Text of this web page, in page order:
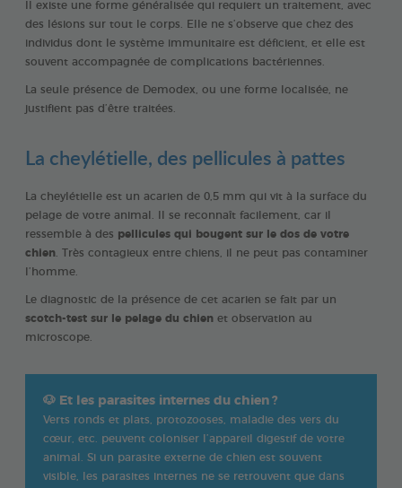
Il existe une forme généralisée qui requiert un traitement, avec
des lésions sur tout le corps. Elle ne s’observe que chez des
individus dont le système immunitaire est déficient, et elle est
souvent accompagnée de complications bactériennes.
La seule présence de Demodex, ou une forme localisée, ne
justifient pas d’être traitées.
La cheylétielle, des pellicules à pattes
La cheylétielle est un acarien de 0,5 mm qui vit à la surface du
pelage de votre animal. Il se reconnaît facilement, car il
ressemble à des pellicules qui bougent sur le dos de votre
chien . Très contagieux entre chiens, il ne peut pas contaminer
l’homme.
Le diagnostic de la présence de cet acarien se fait par un
scotch-test sur le pelage du chien et observation au
microscope.
🐶 Et les parasites internes du chien ?
Verts ronds et plats, protozooses, maladie des vers du
cœur, etc. peuvent coloniser l’appareil digestif de votre
animal. Si un parasite externe de chien est souvent
visible, les parasites internes ne se retrouvent que dans